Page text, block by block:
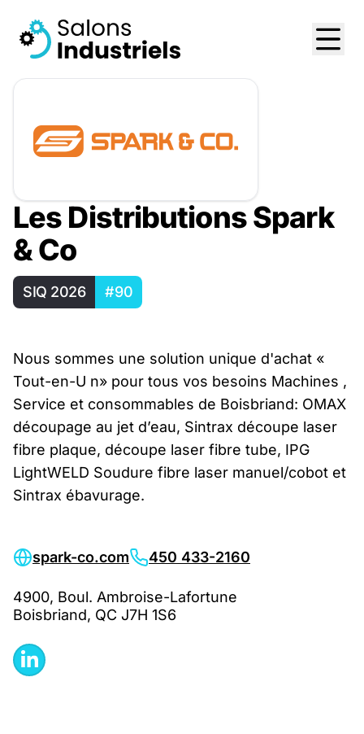
Les Distributions Spark
& Co
SIQ 2026 #90
Nous sommes une solution unique d'achat «
Tout-en-U n» pour tous vos besoins Machines ,
Service et consommables de Boisbriand: OMAX
découpage au jet d’eau, Sintrax découpe laser
fibre plaque, découpe laser fibre tube, IPG
LightWELD Soudure fibre laser manuel/cobot et
Sintrax ébavurage.
spark-co.com 450 433-2160
4900, Boul. Ambroise-Lafortune
Boisbriand, QC J7H 1S6